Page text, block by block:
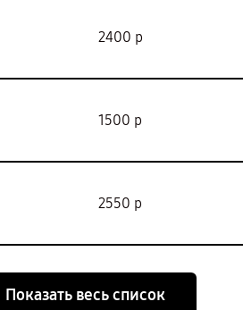
2400 р
1500 р
2550 р
Показать весь список